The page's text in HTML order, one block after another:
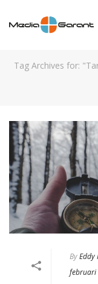
Tag Archives for:
ByEddy
februari